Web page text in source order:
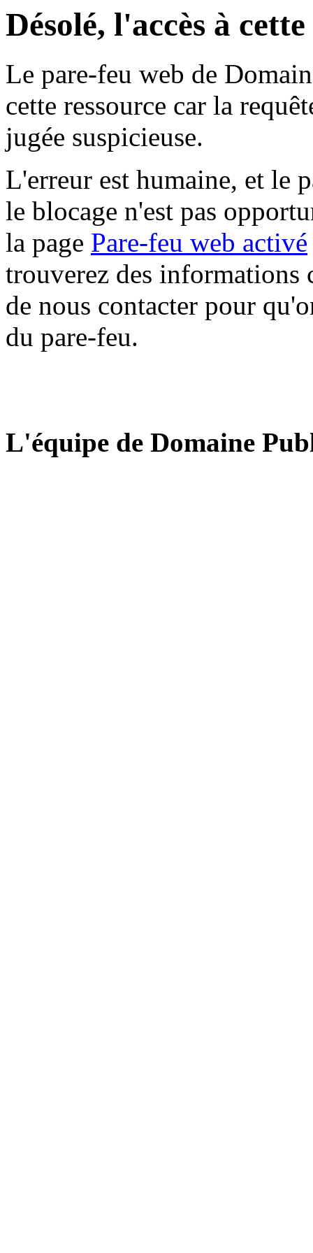
Désolé, l'accès à
Le pare-feu web de
cette ressource car la
jugée suspicieuse.
L'erreur est humaine, et le
le blocage n'est pas
la page Pare-feu web activé
trouverez des informations
de nous contacter pour
du pare-feu.
L'équipe de Domaine